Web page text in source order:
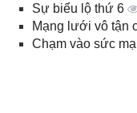
Sự biểu lộ thứ 6
Mạng lưới vô tận
Chạm vào sức